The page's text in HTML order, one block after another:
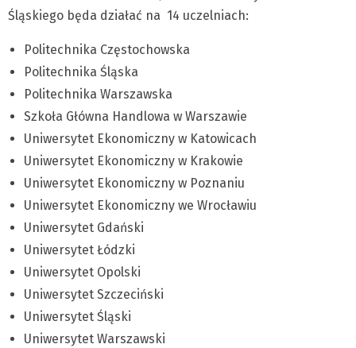
Śląskiego będa działać na 14 uczelniach:
Politechnika Częstochowska
Politechnika Śląska
Politechnika Warszawska
Szkoła Główna Handlowa w Warszawie
Uniwersytet Ekonomiczny w Katowicach
Uniwersytet Ekonomiczny w Krakowie
Uniwersytet Ekonomiczny w Poznaniu
Uniwersytet Ekonomiczny we Wrocławiu
Uniwersytet Gdański
Uniwersytet Łódzki
Uniwersytet Opolski
Uniwersytet Szczeciński
Uniwersytet Śląski
Uniwersytet Warszawski